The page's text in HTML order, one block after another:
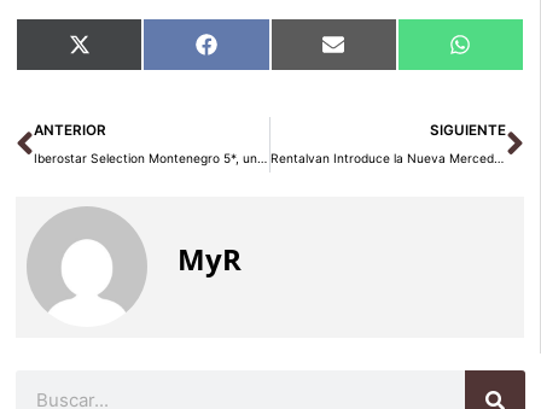
Compartir
en
X
(Twitter)
Compartir
en
Facebook Compartir
en
Email
en
Ant
ANTERIOR
Iberostar Selection Montenegro 5*, un hotel con uno de los spas más grandes en la Riviera de Bar
SIGUIENTE
Rentalvan Introduce la Nueva Mercedes Sprinter y Ofrece Ofertas Exclusivas para Semana Santa
MyR